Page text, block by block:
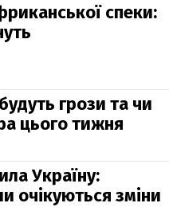
спеки:
грози та чи
цього тижня
Україну:
очікуються зміни